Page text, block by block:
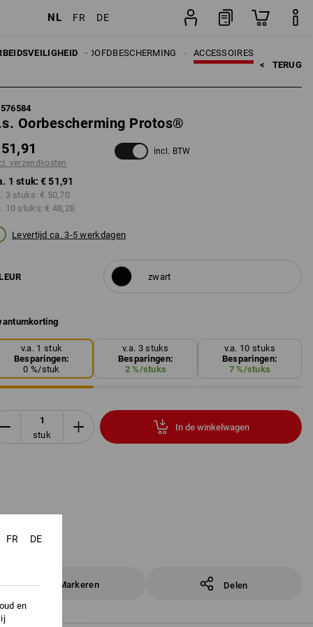
NL FR DE
ACCESSOIRES
HOOFDBESCHERMING
< TERUG
Oorbescherming Protos®
verzendkosten
incl. BTW
1 stuk: € 51,91
3 stuks: € 50,70
10 stuks: € 48,28
Levertijd ca. 3-5 werkdagen
zwart
v.a. 1 stuk
Besparingen:
0 %/stuk
v.a. 3 stuks
Besparingen:
2%/stuks
v.a. 10 stuks
Besparingen:
7%/stuks
stuk
In de winkelwagen
Markeren Delen
FR DE
en